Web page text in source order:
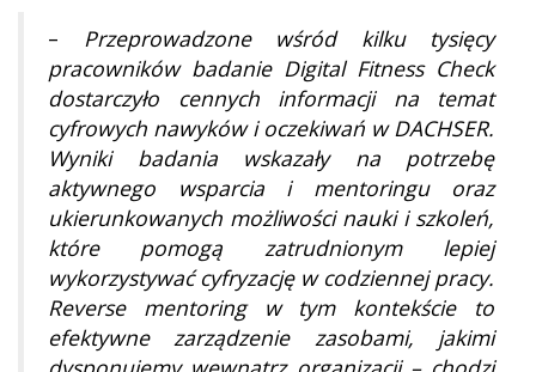
– Przeprowadzone wśród kilku tysięcy
pracowników badanie Digital Fitness Check
dostarczyło cennych informacji na temat
cyfrowych nawyków i oczekiwań w DACHSER.
Wyniki badania wskazały na potrzebę
aktywnego wsparcia i mentoringu oraz
ukierunkowanych możliwości nauki i szkoleń,
które pomogą zatrudnionym lepiej
wykorzystywać cyfryzację w codziennej pracy.
Reverse mentoring w tym kontekście to
efektywne zarządzenie zasobami, jakimi